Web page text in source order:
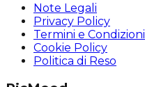
Note Legali
Privacy Policy
Termini e Condizioni
Cookie Policy
Politica di Reso